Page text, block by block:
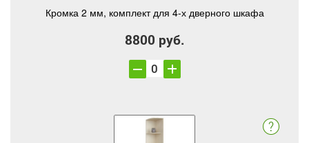
Кромка 2 мм, комплект для 4-х дверного шкафа
8800 руб.